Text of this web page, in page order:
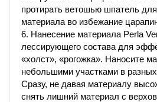
протирать ветошью шпатель
материала во избежание
6. Нанесение материала Perla
лессирующего состава для
«холст», «рогожка». Наносите
небольшими участками в
Сразу, не давая материалу
снять лишний материал с